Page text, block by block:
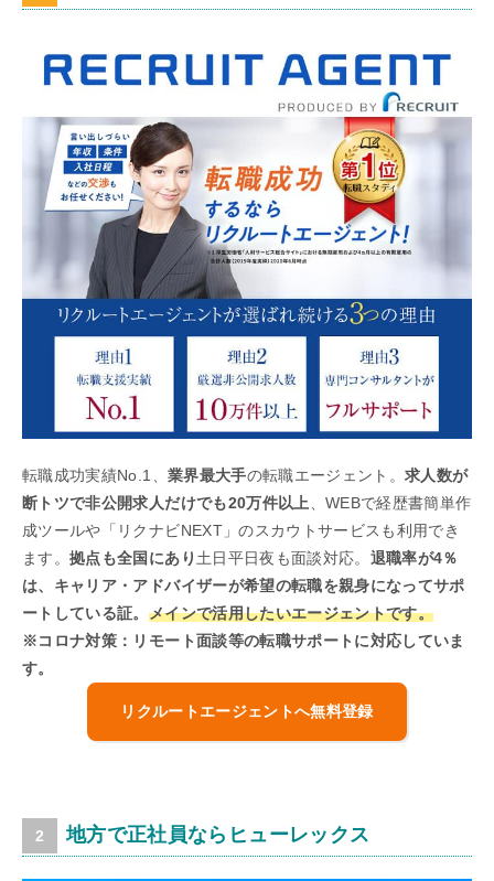
転職成功実績No.1、 業界最大手の転職エージェント。求人数が
断トツで非公開求人だけでも20万件以上
、WEBで経歴書簡単作
成ツールや「リクナビNEXT」のスカウトサービスも利用でき
ます。拠点も全国にあり 土日平日夜も面談対応。 退職率が4％
は、キャリア・アドバイザーが希望の転職を親身になってサポ
ートしている証。 メインで活用したいエージェントです。
※コロナ対策：リモート面談等の転職サポートに対応していま
す。
リクルートエージェントへ無料登録
地方で正社員ならヒューレックス